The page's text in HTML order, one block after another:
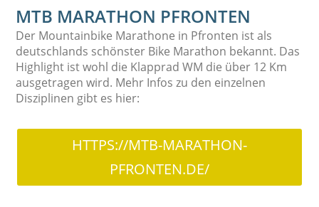
MTB MARATHON PFRONTEN
Der Mountainbike Marathone in Pfronten ist als
deutschlands schönster Bike Marathon bekannt. Das
Highlight ist wohl die Klapprad WM die über 12 Km
ausgetragen wird. Mehr Infos zu den einzelnen
Disziplinen gibt es hier:
HTTPS://MTB-MARATHON-
PFRONTEN.DE/